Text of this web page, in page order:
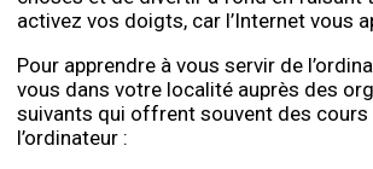
activez vos doigts, car l’Internet vous
Pour apprendre à vous servir de
vous dans votre localité auprès des
suivants qui offrent souvent des cours
l’ordinateur :